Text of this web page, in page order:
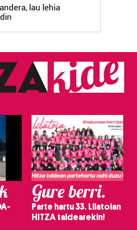
Zure esperientzia eta
asmoz, cookie teknologiaz
onartuz gero, teknologia hori
lau lehia
Gure berri.
Parte hartu 33. Lilatoian
HITZA taldearekin!